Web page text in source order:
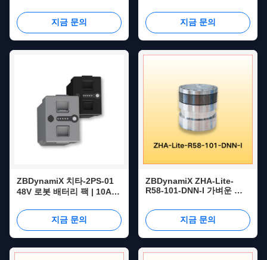
악력, CAN FD 통신
지금 문의
전류, 110A 펄스 방전 전류
지금 문의
ZBDynamiX 치타-2PS-01
48V 로봇 배터리 팩 | 10Ah
110A 펄스 방전 전류
지금 문의
ZBDynamiX ZHA-Lite-
R58-101-DNN-I 가벼운 하
고 토크 45Nm 및 감소 비율
101:1
지금 문의